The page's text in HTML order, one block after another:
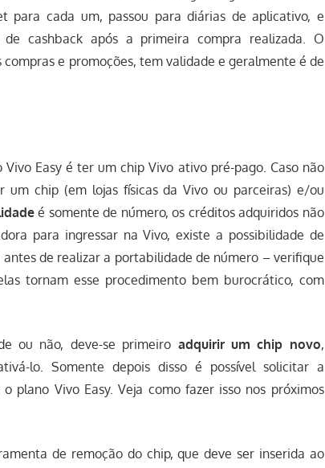
para cada um, passou para diárias de aplicativo, e
cashback após a primeira compra realizada. O
e promoções, tem validade e geralmente é de
Easy é ter um chip Vivo ativo pré-pago. Caso não
um chip (em lojas físicas da Vivo ou parceiras) e/ou
é somente de número, os créditos adquiridos não
para ingressar na Vivo, existe a possibilidade de
de realizar a portabilidade de número – verifique
tornam esse procedimento bem burocrático, com
ou não, deve-se primeiro adquirir um chip novo,
lo. Somente depois disso é possível solicitar a
plano Vivo Easy. Veja como fazer isso nos próximos
de remoção do chip, que deve ser inserida ao